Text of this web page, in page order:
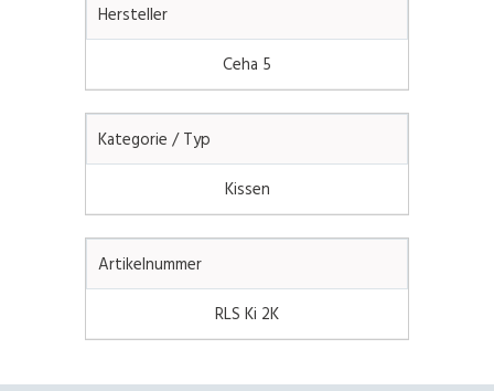
Hersteller
Ceha 5
Kategorie / Typ
Kissen
Artikelnummer
RLS Ki 2K